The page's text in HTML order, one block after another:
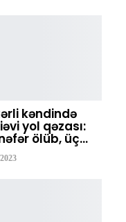
kəndində
yol qəzası:
ölüb, üç…